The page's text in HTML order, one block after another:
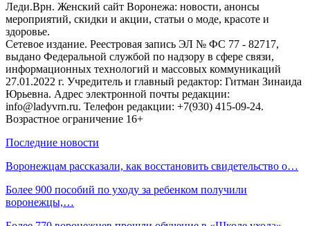
Леди.Врн. Женский сайт Воронежа: новости, анонсы
мероприятий, скидки и акции, статьи о моде, красоте и
здоровье.
Сетевое издание. Реестровая запись ЭЛ № ФС 77 - 82717,
выдано Федеральной службой по надзору в сфере связи,
информационных технологий и массовых коммуникаций
27.01.2022 г. Учредитель и главный редактор: Гитман Зинаида
Юрьевна. Адрес электронной почты редакции:
info@ladyvrn.ru. Телефон редакции: +7(930) 415-09-24.
Возрастное ограничение 16+
Последние новости
Воронежцам рассказали, как восстановить свидетельство о…
Более 900 пособий по уходу за ребенком получили
воронежцы,…